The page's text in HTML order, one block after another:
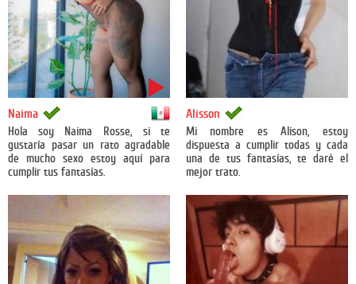
Naima
Hola soy Naima Rosse, si te
gustaría pasar un rato agradable
de mucho sexo estoy aquí para
cumplir tus fantasías.
Alisson
Mi nombre es Alison, estoy
dispuesta a cumplir todas y cada
una de tus fantasías, te daré el
mejor trato.